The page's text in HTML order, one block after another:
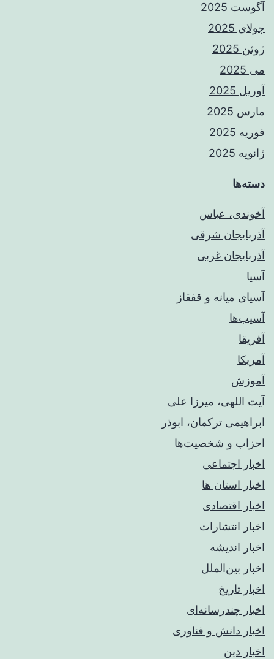
آگوست 2025
جولای 2025
ژوئن 2025
می 2025
آوریل 2025
مارس 2025
فوریه 2025
ژانویه 2025
دسته‌ها
آخوندی، عباس
آذربایجان شرقی
آذربایجان غربی
آسیا
آسیای میانه و قفقاز
آسیب‌ها
آفریقا
آمریکا
آموزش
آیت اللهی، میرزا علی
ابراهیمی ترکمان، ابوذر
احزاب و شخصیت‌ها
اخبار اجتماعی
اخبار استان ها
اخبار اقتصادی
اخبار انتشارات
اخبار اندیشه
اخبار بین‌الملل
اخبار تاریخ
اخبار چندرسانه‌ای
اخبار دانش و فناوری
اخبار دین